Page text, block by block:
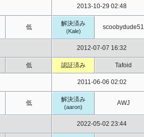
2013-10-29 02:48
低 解決済み
(Kale)
scoobydude51
2012-07-07 16:32
低 認証済み Tafoid
2011-06-06 02:02
低 解決済み
(aaron)
AWJ
2022-05-02 23:44